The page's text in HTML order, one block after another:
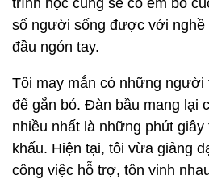
số người sống được với nghề
đầu ngón tay.
Tôi may mắn có những người
để gắn bó. Đàn bầu mang lại
nhiều nhất là những phút giây
khấu. Hiện tại, tôi vừa giảng
công việc hỗ trợ, tôn vinh